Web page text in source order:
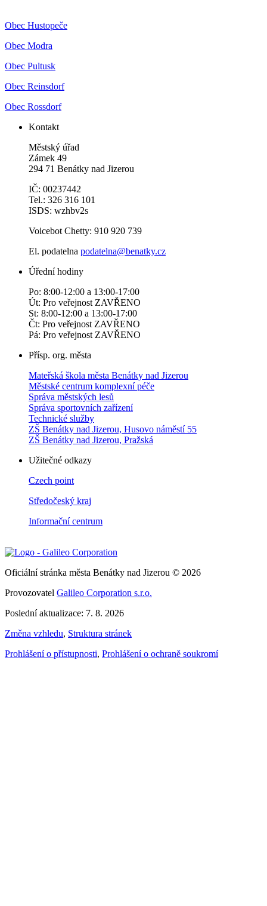
Obec Hustopeče
Obec Modra
Obec Pultusk
Obec Reinsdorf
Obec Rossdorf
Kontakt
Městský úřad
Zámek 49
294 71 Benátky nad Jizerou
IČ: 00237442
Tel.: 326 316 101
ISDS: wzhbv2s
Voicebot Chetty: 910 920 739
El. podatelna podatelna@benatky.cz
Úřední hodiny
Po: 8:00-12:00 a 13:00-17:00
Út: Pro veřejnost ZAVŘENO
St: 8:00-12:00 a 13:00-17:00
Čt: Pro veřejnost ZAVŘENO
Pá: Pro veřejnost ZAVŘENO
Přísp. org. města
Mateřská škola města Benátky nad Jizerou
Městské centrum komplexní péče
Správa městských lesů
Správa sportovních zařízení
Technické služby
ZŠ Benátky nad Jizerou, Husovo náměstí 55
ZŠ Benátky nad Jizerou, Pražská
Užitečné odkazy
Czech point
Středočeský kraj
Informační centrum
Oficiální stránka města Benátky nad Jizerou © 2026
Provozovatel Galileo Corporation s.r.o.
Poslední aktualizace: 7. 8. 2026
Změna vzhledu, Struktura stránek
Prohlášení o přístupnosti, Prohlášení o ochraně soukromí